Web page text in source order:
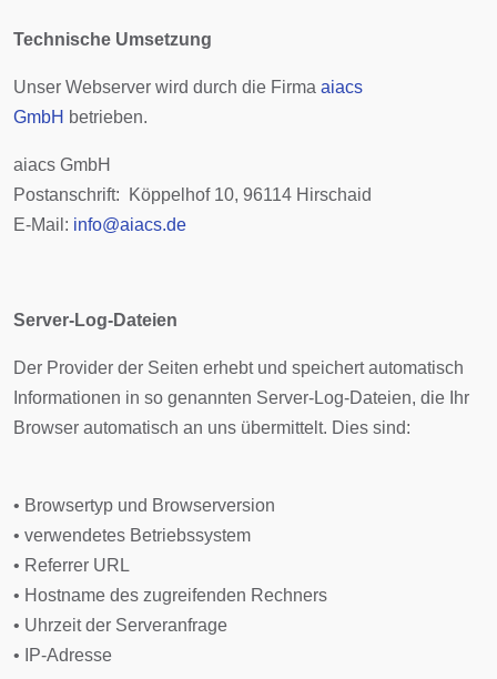
Technische Umsetzung
Unser Webserver wird durch die Firma aiacs
GmbH betrieben.
aiacs GmbH
Postanschrift: Köppelhof 10, 96114 Hirschaid
E-Mail: info@aiacs.de
Server-Log-Dateien
Der Provider der Seiten erhebt und speichert automatisch
Informationen in so genannten Server-Log-Dateien, die Ihr
Browser automatisch an uns übermittelt. Dies sind:
• Browsertyp und Browserversion
• verwendetes Betriebssystem
• Referrer URL
• Hostname des zugreifenden Rechners
• Uhrzeit der Serveranfrage
• IP-Adresse